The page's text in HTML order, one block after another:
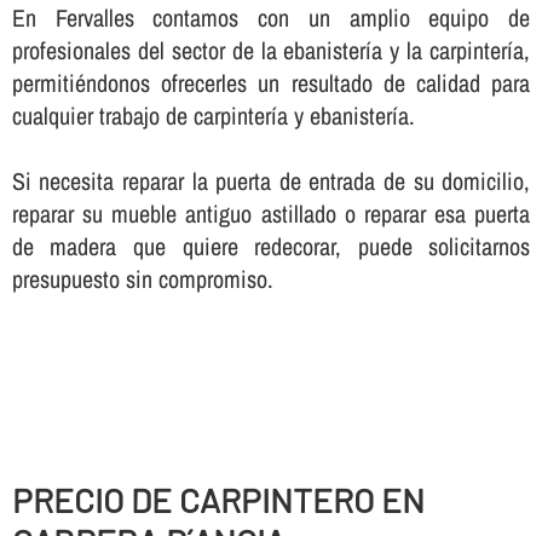
En Fervalles contamos con un amplio equipo de
profesionales del sector de la ebanisterí­a y la carpinterí­a,
permitiéndonos ofrecerles un resultado de calidad para
cualquier trabajo de carpinterí­a y ebanisterí­a.
Si necesita reparar la puerta de entrada de su domicilio,
reparar su mueble antiguo astillado o reparar esa puerta
de madera que quiere redecorar, puede solicitarnos
presupuesto sin compromiso.
PRECIO DE CARPINTERO EN